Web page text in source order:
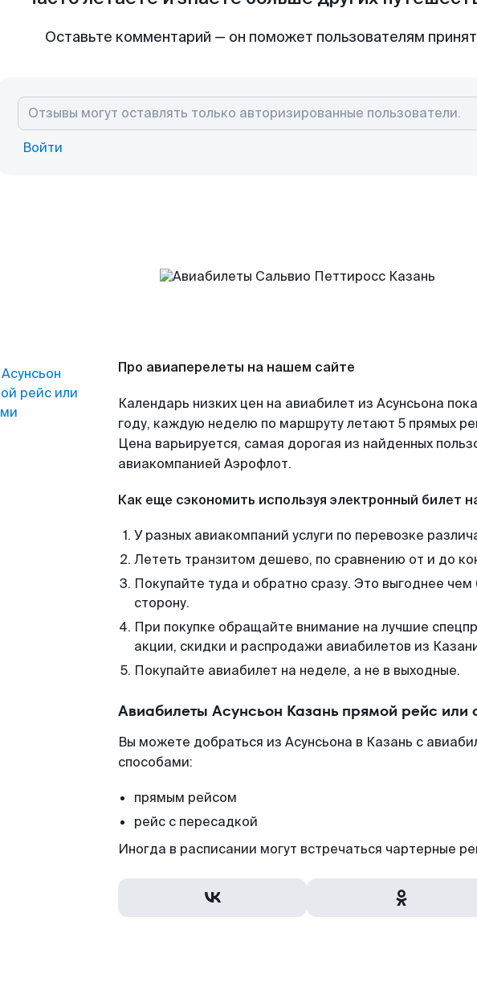
Оставьте комментарий — он поможет пользователям
Войти
рейс или
Про авиаперелеты на нашем сайте
Календарь низких цен на авиабилет из Асунсьона
году, каждую неделю по маршруту летают 5 прямых
Цена варьируется, самая дорогая из найденных
авиакомпанией Аэрофлот.
Как еще сэкономить используя электронный билет
У разных авиакомпаний услуги по перевозке
Лететь транзитом дешево, по сравнению от и до
Покупайте туда и обратно сразу. Это выгоднее
сторону.
При покупке обращайте внимание на лучшие
акции, скидки и распродажи авиабилетов из
Покупайте авиабилет на неделе, а не в выходные.
Авиабилеты Асунсьон Казань прямой рейс или
Вы можете добраться из Асунсьона в Казань с
способами:
прямым рейсом
рейс с пересадкой
Иногда в расписании могут встречаться чартерные